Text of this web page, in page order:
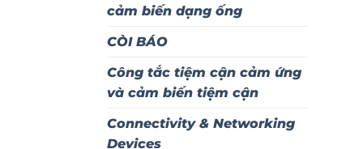
cảm biến dạng ống
CÒI BÁO
Công tắc tiệm cận cảm ứng
và cảm biến tiệm cận
Connectivity & Networking
Devices